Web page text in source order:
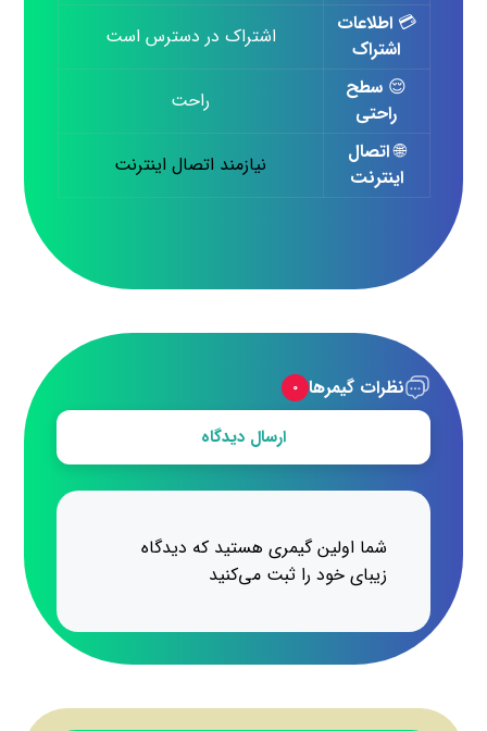
💳اطلاعات
اشتراک
اشتراک در دسترس است
😌 سطح
راحتی
راحت
🌐اتصال
اینترنت
نیازمند اتصال اینترنت
نظرات گیمرها ۰
ارسال دیدگاه
شما اولین گیمری هستید که دیدگاه
زیبای خود را ثبت می‌کنید